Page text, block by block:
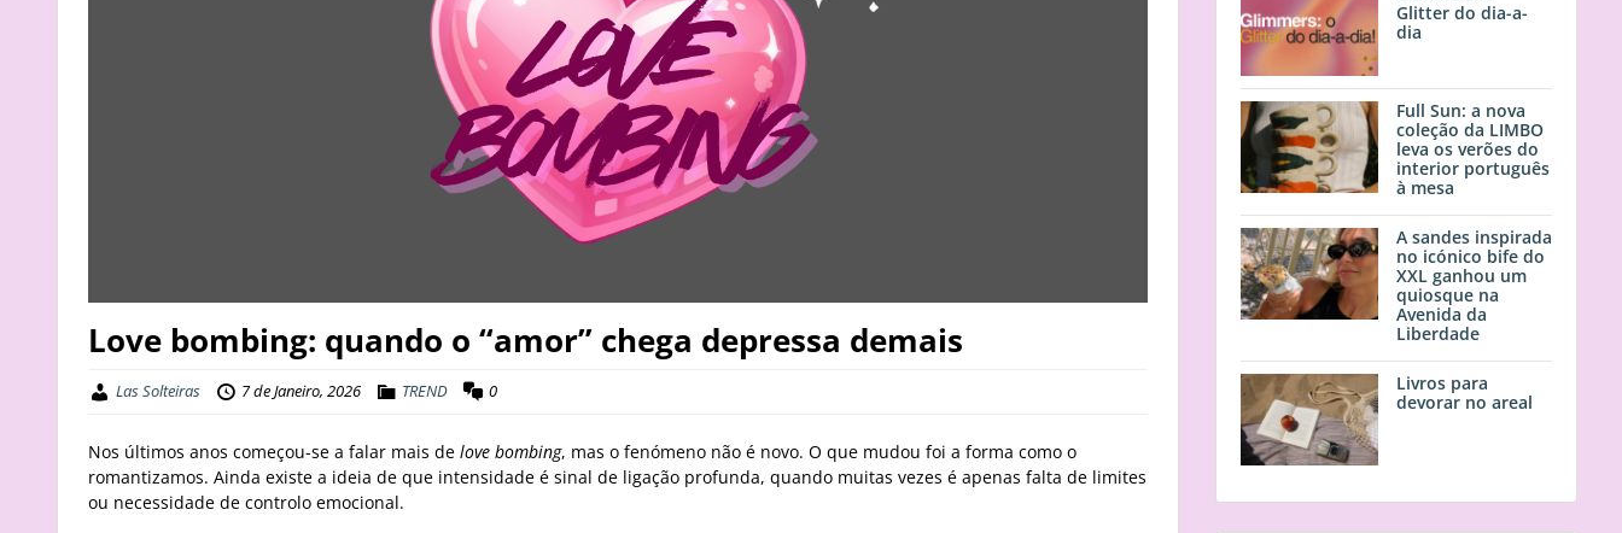
Love bombing: quando o “amor” chega depressa demais
Las Solteiras 7 de Janeiro, 2026 TREND 0
Nos últimos anos começou-se a falar mais de love bombing, mas o fenómeno não é novo. O que mudou foi a forma como o
romantizamos. Ainda existe a ideia de que intensidade é sinal de ligação profunda, quando muitas vezes é apenas falta de limites
ou necessidade de controlo emocional.
Glitter do dia-a-
dia
Full Sun: a nova
coleção da LIMBO
leva os verões do
interior português
à mesa
A sandes inspirada
no icónico bife do
XXL ganhou um
quiosque na
Avenida da
Liberdade
Livros para
devorar no areal